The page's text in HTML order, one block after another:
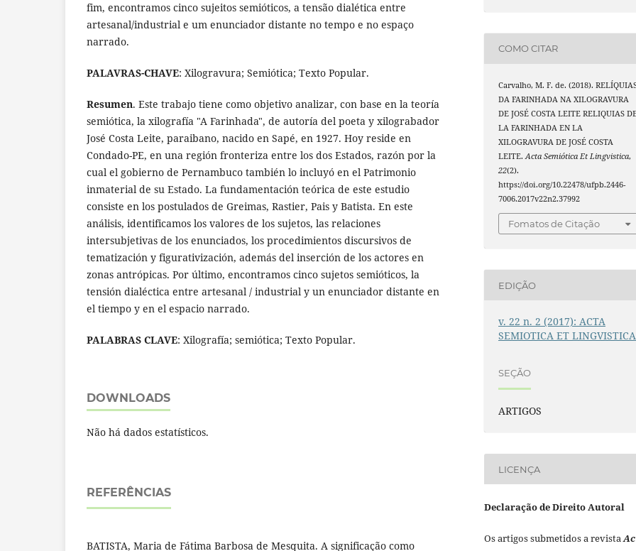
fim, encontramos cinco sujeitos semióticos, a tensão dialética entre
artesanal/industrial e um enunciador distante no tempo e no espaço
narrado.
PALAVRAS-CHAVE: Xilogravura; Semiótica; Texto Popular.
Resumen. Este trabajo tiene como objetivo analizar, con base en la teoría
semiótica, la xilografía "A Farinhada", de autoría del poeta y xilograbador
José Costa Leite, paraibano, nacido en Sapé, en 1927. Hoy reside en
Condado-PE, en una región fronteriza entre los dos Estados, razón por la
cual el gobierno de Pernambuco también lo incluyó en el Patrimonio
inmaterial de su Estado. La fundamentación teórica de este estudio
consiste en los postulados de Greimas, Rastier, Pais y Batista. En este
análisis, identificamos los valores de los sujetos, las relaciones
intersubjetivas de los enunciados, los procedimientos discursivos de
tematización y figurativización, además del inserción de los actores en
zonas antrópicas. Por último, encontramos cinco sujetos semióticos, la
tensión dialéctica entre artesanal / industrial y un enunciador distante en
el tiempo y en el espacio narrado.
PALABRAS CLAVE: Xilografía; semiótica; Texto Popular.
DOWNLOADS
Não há dados estatísticos.
REFERÊNCIAS
BATISTA, Maria de Fátima Barbosa de Mesquita. A significação como
COMO CITAR
Carvalho, M. F. de. (2018).
DA FARINHADA NA XILOGRAVURA
DE JOSÉ COSTA LEITE RELIQUIAS
LA FARINHADA EN LA
XILOGRAVURA DE JOSÉ COSTA
LEITE.Acta Semiótica Et Lingvistica,
22(2).
https://doi.org/10.22478/ufpb.2446-
7006.2017v22n2.37992
Fomatos de Citação
EDIÇÃO
v. 22 n. 2 (2017): ACTA
SEMIOTICA ET LINGVISTICA
SEÇÃO
ARTIGOS
LICENÇA
Declaração de Direito Autoral
Os artigos submetidos a revista